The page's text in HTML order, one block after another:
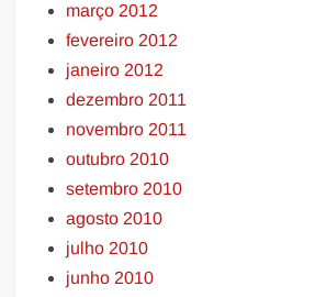
março 2012
fevereiro 2012
janeiro 2012
dezembro 2011
novembro 2011
outubro 2010
setembro 2010
agosto 2010
julho 2010
junho 2010